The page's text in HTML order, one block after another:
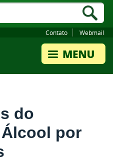
Contato Webmail
do
por